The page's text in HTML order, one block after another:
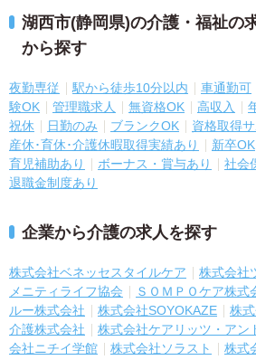
湖西市(静岡県)の介護・福祉の
から探す
夜勤専従 駅から徒歩10分以内 車通勤可
験OK
管理職求人 無資格OK 高収入
祝休
日勤のみ ブランクOK 資格取得
産休･育休･介護休暇取得実績あり
新卒OK
育児補助あり
ボーナス・賞与あり 社会
退職金制度あり
企業から介護の求人を探す
株式会社ベネッセスタイルケア 株式会社
メニティライフ協会
ＳＯＭＰＯケア株式
ルー株式会社
株式会社SOYOKAZE 株
介護株式会社
株式会社ケアリッツ・アン
会社ニチイ学館
株式会社ソラスト 株式